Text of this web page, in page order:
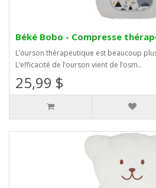
Béké Bobo - Compresse
L’ourson thérapeutique est beaucoup
L’efficacité de l’ourson vient de l’osm..
25,99 $